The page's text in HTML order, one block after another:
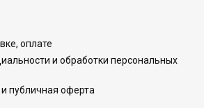
оплате
и обработки персональных
публичная оферта